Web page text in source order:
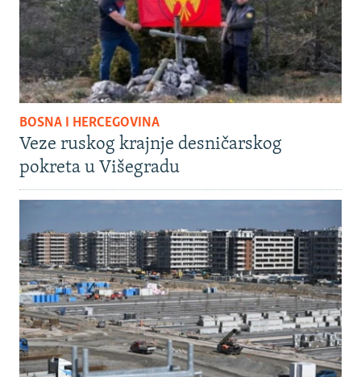
BOSNA I HERCEGOVINA
Veze ruskog krajnje desničarskog
pokreta u Višegradu